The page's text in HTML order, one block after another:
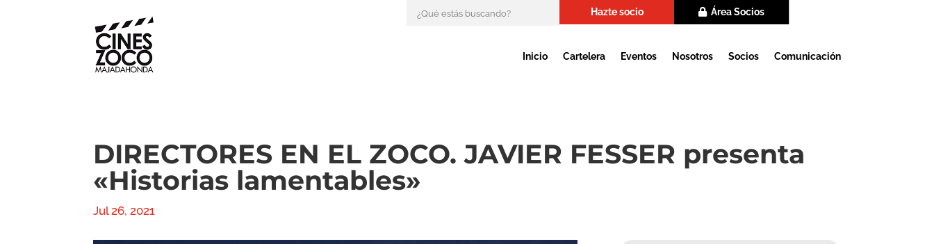
Hazte socio Área Socios
Inicio Cartelera Eventos Nosotros Socios Comunicación
DIRECTORES EN EL ZOCO. JAVIER FESSER presenta
«Historias lamentables»
Jul 26, 2021